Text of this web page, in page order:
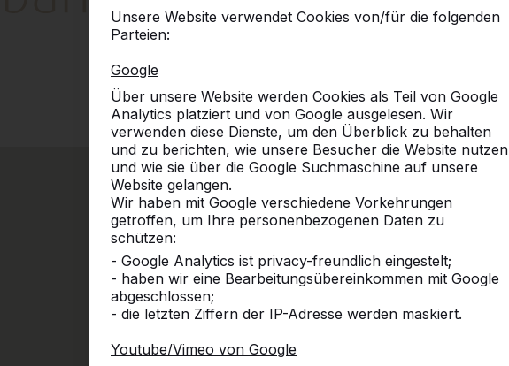
Unsere Website verwendet Cookies von/für die folgenden
Parteien:
Google
Über unsere Website werden Cookies als Teil von Google
Analytics platziert und von Google ausgelesen. Wir
verwenden diese Dienste, um den Überblick zu behalten
und zu berichten, wie unsere Besucher die Website nutzen
und wie sie über die Google Suchmaschine auf unsere
Website gelangen.
Wir haben mit Google verschiedene Vorkehrungen
getroffen, um Ihre personenbezogenen Daten zu
schützen:
- Google Analytics ist privacy-freundlich eingestelt;
- haben wir eine Bearbeitungsübereinkommen mit Google
abgeschlossen;
- die letzten Ziffern der IP-Adresse werden maskiert.
Youtube/Vimeo von Google